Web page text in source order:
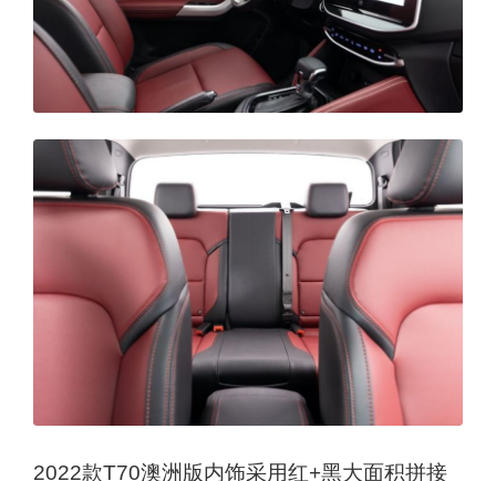
2022款T70澳洲版内饰采用红+黑大面积拼接